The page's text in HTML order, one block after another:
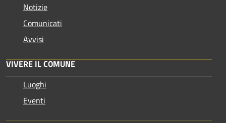
Notizie
Comunicati
Avvisi
VIVERE IL COMUNE
Luoghi
Eventi